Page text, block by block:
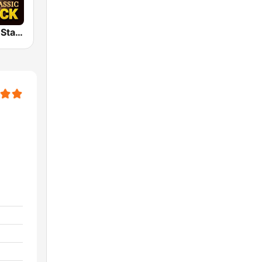
Classic Rock Station